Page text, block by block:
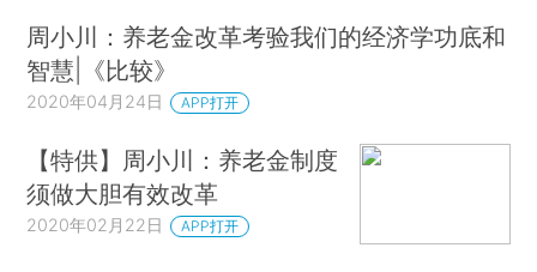
周小川：养老金改革考验我们的经济学功底和
智慧|《比较》
2020年04月24日 APP打开
【特供】周小川：养老金制度
须做大胆有效改革
2020年02月22日 APP打开